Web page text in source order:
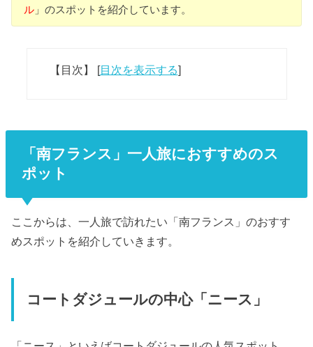
ル 」のスポットを紹介しています。
【目次】 [目次を表示する]
「南フランス」一人旅におすすめのス
ポット
ここからは、一人旅で訪れたい「南フランス」のおすす
めスポットを紹介していきます。
コートダジュールの中心「ニース」